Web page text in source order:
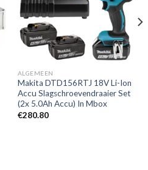
aan
verlanglijst
ALGEMEEN
Makita DTD156RTJ 18V Li-Ion
Accu Slagschroevendraaier Set
(2x 5.0Ah Accu) In Mbox
€280.80